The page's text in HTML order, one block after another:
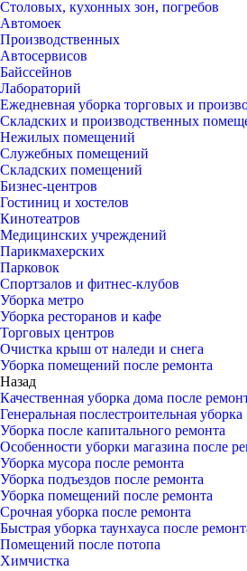
Столовых, кухонных зон, погребов
Автомоек
Производственных
Автосервисов
Байссейнов
Лабораторий
Ежедневная уборка торговых и
Складских и производственных
Нежилых помещений
Служебных помещений
Складских помещений
Бизнес-центров
Гостиниц и хостелов
Кинотеатров
Медицинских учреждений
Парикмахерских
Парковок
Спортзалов и фитнес-клубов
Уборка метро
Уборка ресторанов и кафе
Торговых центров
Очистка крыш от наледи и снега
Уборка помещений после ремонта
Назад
Качественная уборка дома после
Генеральная послестроительная уборка
Уборка после капитального ремонта
Особенности уборки магазина после
Уборка мусора после ремонта
Уборка подъездов после ремонта
Уборка помещений после ремонта
Срочная уборка после ремонта
Быстрая уборка таунхауса после
Помещений после потопа
Химчистка